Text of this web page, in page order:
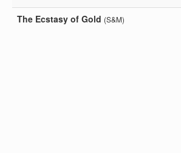
The Ecstasy of Gold (S&M)